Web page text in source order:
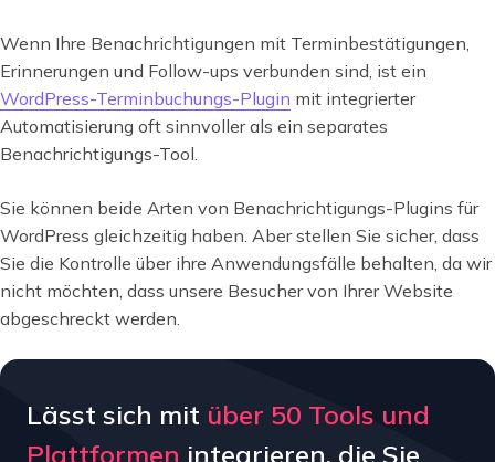
Wenn Ihre Benachrichtigungen mit Terminbestätigungen,
Erinnerungen und Follow-ups verbunden sind, ist ein
WordPress-Terminbuchungs-Plugin mit integrierter
Automatisierung oft sinnvoller als ein separates
Benachrichtigungs-Tool.
Sie können beide Arten von Benachrichtigungs-Plugins für
WordPress gleichzeitig haben. Aber stellen Sie sicher, dass
Sie die Kontrolle über ihre Anwendungsfälle behalten, da wir
nicht möchten, dass unsere Besucher von Ihrer Website
abgeschreckt werden.
Lässt sich mit über 50 Tools und
Plattformen integrieren, die Sie